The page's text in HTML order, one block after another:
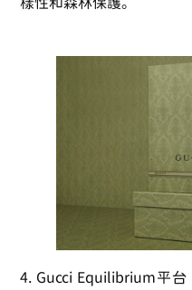
4. Gucci Equilibrium平台